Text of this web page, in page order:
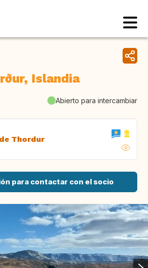
Islandia
Abierto para intercambiar
Thordur
para contactar con el socio